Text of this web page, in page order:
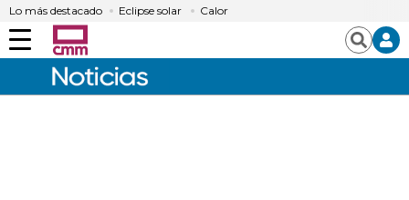
Lo más destacado Eclipse solar Calor
Menú Buscar